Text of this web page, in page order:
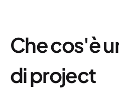
Che cos'è
di project